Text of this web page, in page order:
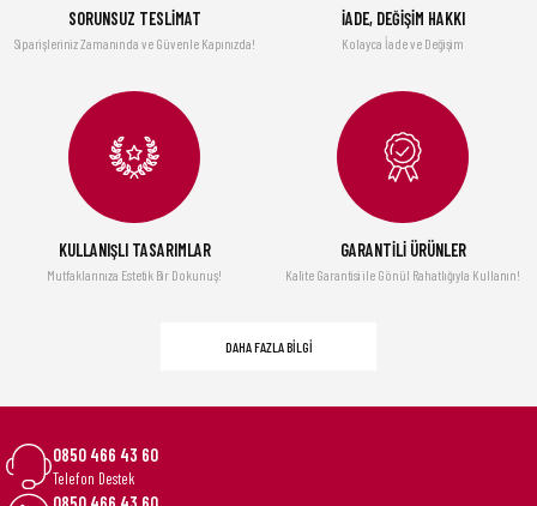
SORUNSUZ TESLİMAT
Siparişleriniz Zamanında ve Güvenle Kapınızda!
İADE, DEĞİŞİM HAKKI
Kolayca İade ve Değişim
KULLANIŞLI TASARIMLAR
Mutfaklarınıza Estetik Bir Dokunuş!
GARANTİLİ ÜRÜNLER
Kalite Garantisi ile Gönül Rahatlığıyla Kullanın!
DAHA FAZLA BİLGİ
0850 466 43 60
Telefon Destek